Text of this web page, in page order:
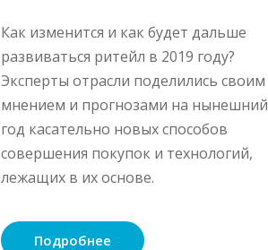
Как изменится и как будет дальше
развиваться ритейл в 2019 году?
Эксперты отрасли поделились своим
мнением и прогнозами на нынешний
год касательно новых способов
совершения покупок и технологий,
лежащих в их основе.
Подробнее